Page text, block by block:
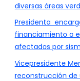
diversas áreas
Presidenta
financiamiento a
afectados por
Vicepresidente
reconstrucción